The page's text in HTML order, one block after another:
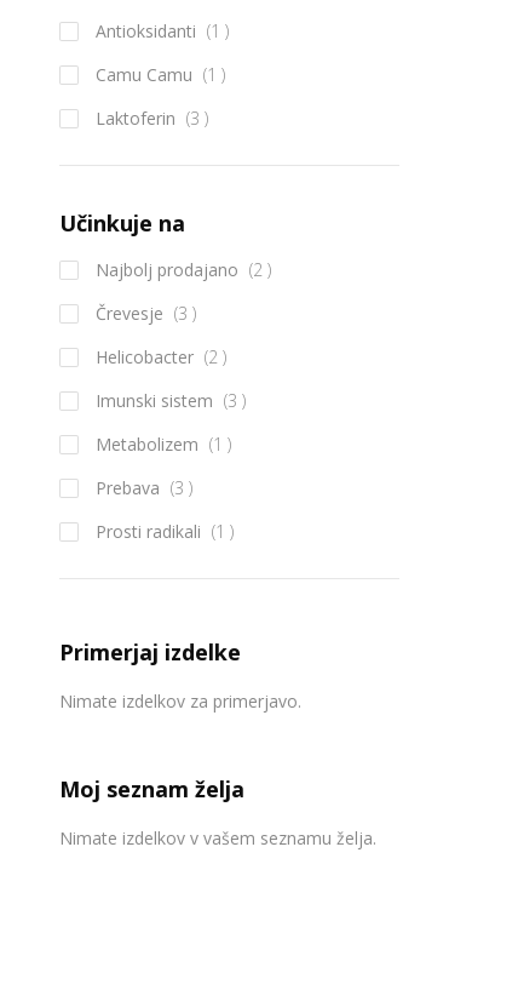
Antioksidanti 1 izdelek
Camu Camu
1 izdelek
Laktoferin
3 izdelek
Učinkuje na
Najbolj prodajano 2 izdelek
Črevesje
3 izdelek
Helicobacter
2 izdelek
Imunski sistem
3 izdelek
Metabolizem
1 izdelek
Prebava
3 izdelek
Prosti radikali
1 izdelek
Primerjaj izdelke
Nimate izdelkov za primerjavo.
Moj seznam želja
Nimate izdelkov v vašem seznamu želja.